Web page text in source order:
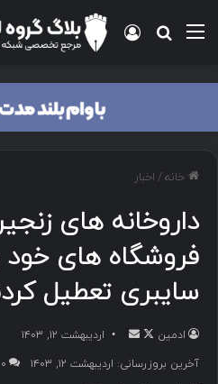
منو جستجو برای
ورود
خانه/ اخبار
داروخانه های
فروشگاه های خود
سایبری تعطیل
ادمین
د
اردیبهشت ۱۲, ۱۴۰۳
آخرین بروزرسانی: اردیبهشت ۱۲, ۱۴۰۳
۰